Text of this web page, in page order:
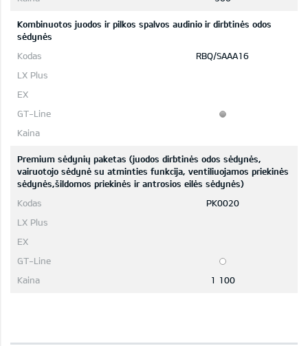
Kombinuotos juodos ir pilkos spalvos audinio ir dirbtinės odos
sėdynės
RBQ/SAAA16
Premium sėdynių paketas (juodos dirbtinės odos sėdynės,
vairuotojo sėdynė su atminties funkcija, ventiliuojamos priekinės
sėdynės,šildomos priekinės ir antrosios eilės sėdynės)
PK0020
1 100